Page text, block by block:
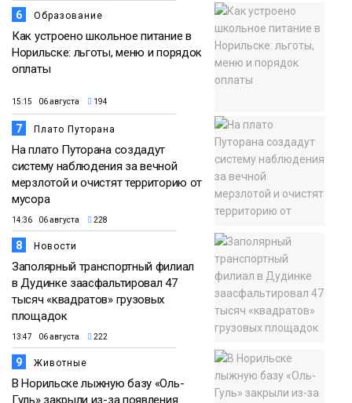
6 Образование
Как устроено школьное питание в
Норильске: льготы, меню и порядок
оплаты
15:15 06 августа 194
7 Плато Путорана
На плато Путорана создадут
систему наблюдения за вечной
мерзлотой и очистят территорию от
мусора
14:36 06 августа 228
8 Новости
Заполярный транспортный филиал
в Дудинке заасфальтировал 47
тысяч «квадратов» грузовых
площадок
13:47 06 августа 222
9 Животные
В Норильске лыжную базу «Оль-
Гуль» закрыли из-за появления